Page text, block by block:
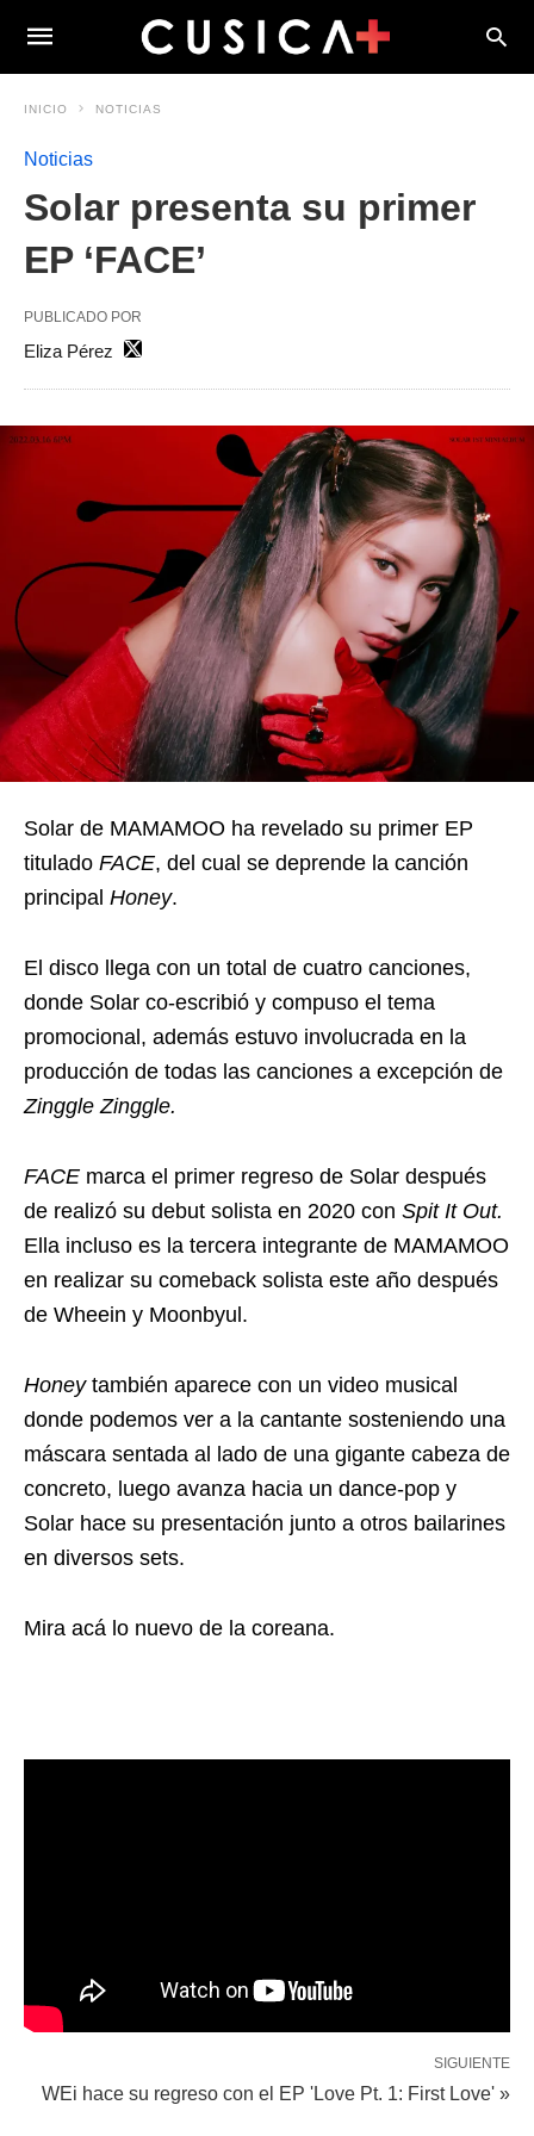
INICIO NOTICIAS
Noticias
Solar presenta su primer
EP ‘FACE’
PUBLICADO POR
Eliza Pérez
Solar de MAMAMOO ha revelado su primer EP
titulado FACE, del cual se deprende la canción
principal Honey.
El disco llega con un total de cuatro canciones,
donde Solar co-escribió y compuso el tema
promocional, además estuvo involucrada en la
producción de todas las canciones a excepción de
Zinggle Zinggle.
FACE marca el primer regreso de Solar después
de realizó su debut solista en 2020 con Spit It Out.
Ella incluso es la tercera integrante de MAMAMOO
en realizar su comeback solista este año después
de Wheein y Moonbyul.
Honey también aparece con un video musical
donde podemos ver a la cantante sosteniendo una
máscara sentada al lado de una gigante cabeza de
concreto, luego avanza hacia un dance-pop y
Solar hace su presentación junto a otros bailarines
en diversos sets.
Mira acá lo nuevo de la coreana.
SIGUIENTE
WEi hace su regreso con el EP 'Love Pt. 1: First Love' »